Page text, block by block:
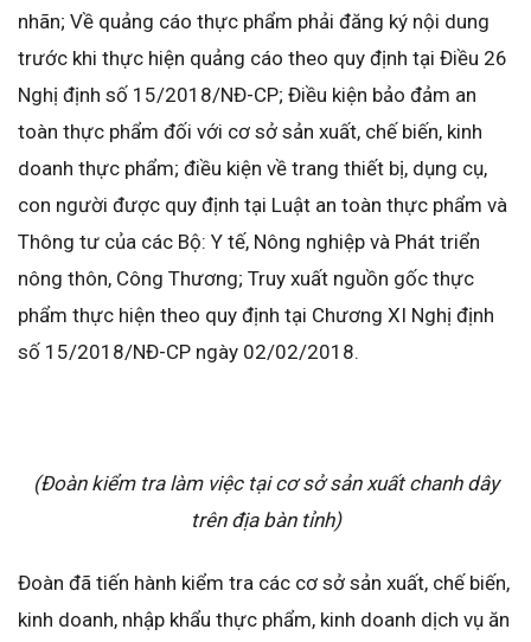
nhãn; Về quảng cáo thực phẩm phải đăng ký nội dung
trước khi thực hiện quảng cáo theo quy định tại Điều 26
Nghị định số 15/2018/NĐ-CP; Điều kiện bảo đảm an
toàn thực phẩm đối với cơ sở sản xuất, chế biến, kinh
doanh thực phẩm; điều kiện về trang thiết bị, dụng cụ,
con người được quy định tại Luật an toàn thực phẩm và
Thông tư của các Bộ: Y tế, Nông nghiệp và Phát triển
nông thôn, Công Thương; Truy xuất nguồn gốc thực
phẩm thực hiện theo quy định tại Chương XI Nghị định
số 15/2018/NĐ-CP ngày 02/02/2018.
(Đoàn kiểm tra làm việc tại cơ sở sản xuất chanh dây
trên địa bàn tỉnh)
Đoàn đã tiến hành kiểm tra các cơ sở sản xuất, chế biến,
kinh doanh, nhập khẩu thực phẩm, kinh doanh dịch vụ ăn